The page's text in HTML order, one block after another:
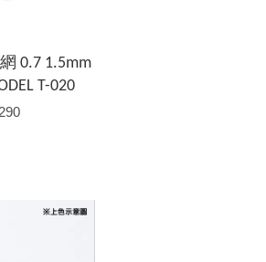
0.7 1.5mm
T-020